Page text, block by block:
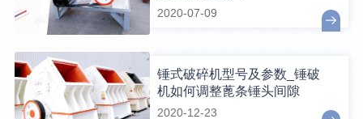
2020-07-09
锤式破碎机型号及参数_锤破
机如何调整蓖条锤头间隙
2020-12-23